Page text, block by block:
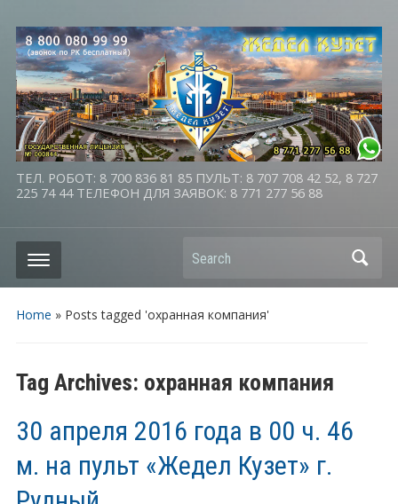
ТЕЛ. РОБОТ: 8 700 836 81 85 ПУЛЬТ: 8 707 708 42 52, 8 727
225 74 44 ТЕЛЕФОН ДЛЯ ЗАЯВОК: 8 771 277 56 88
Search
Home » Posts tagged 'охранная компания'
Tag Archives: охранная компания
30 апреля 2016 года в 00 ч. 46
м. на пульт «Жедел Кузет» г.